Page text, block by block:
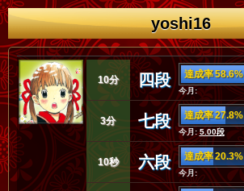
yoshi16
10分 四段 達成率 58.6%
今月:
3分 七段 達成率 27.8%
今月:5.00段
10秒 六段 達成率 20.3%
今月: